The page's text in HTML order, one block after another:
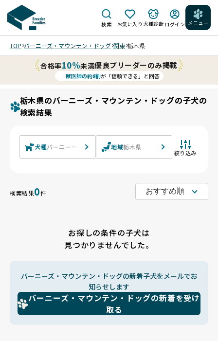
検索 お気に入り 犬種診断 ログイン メニュー
TOP バーニーズ・マウンテン・ドッグ 関東 栃木県
合格率10%未満優良ブリーダーのみ掲載
獣医師の約8割が「信頼できる」と回答
栃木県のバーニーズ・マウンテン・ドッグの子犬の
検索結果
犬種バーニーズ・マウンテン・ドッグ
地域栃木県
絞り込み
検索結果0件
お探しの条件の子犬は
見つかりませんでした。
バーニーズ・マウンテン・ドッグの新着子犬をメールでお
知らせします
バーニーズ・マウンテン・ドッグの新着を受け
取る